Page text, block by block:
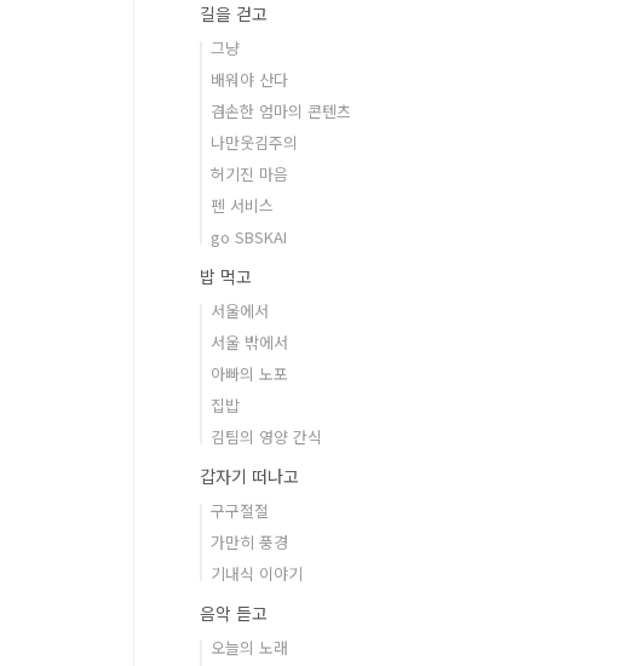
길을 걷고
그냥
배워야 산다
겸손한 엄마의 콘텐츠
나만웃김주의
허기진 마음
펜 서비스
go SBSKAI
밥 먹고
서울에서
서울 밖에서
아빠의 노포
집밥
김팀의 영양 간식
갑자기 떠나고
구구절절
가만히 풍경
기내식 이야기
음악 듣고
오늘의 노래